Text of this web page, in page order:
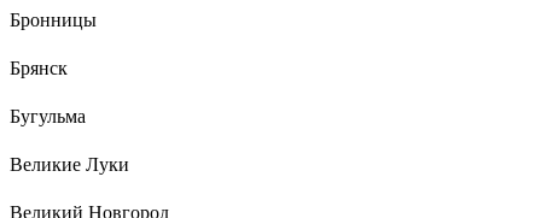
Бронницы
Брянск
Бугульма
Великие Луки
Великий Новгород